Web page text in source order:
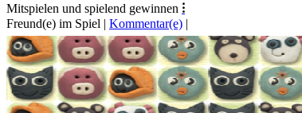
Mitspielen und spielend gewinnen ⁝
Freund(e) im Spiel | Kommentar(e) |